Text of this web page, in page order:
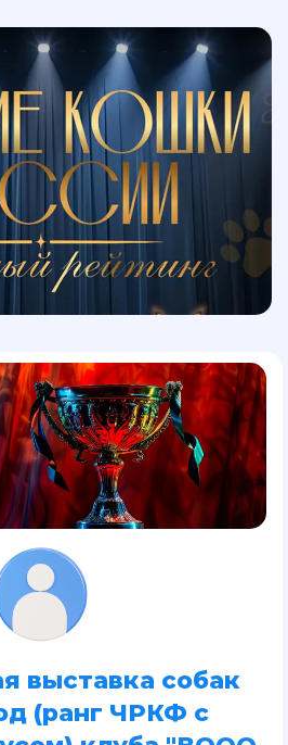
выставка собак
(ранг ЧРКФ с